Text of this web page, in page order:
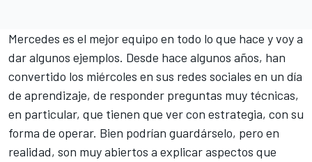
Mercedes es el mejor equipo en todo lo que hace y voy a
dar algunos ejemplos. Desde hace algunos años, han
convertido los miércoles en sus redes sociales en un día
de aprendizaje, de responder preguntas muy técnicas,
en particular, que tienen que ver con estrategia, con su
forma de operar. Bien podrían guardárselo, pero en
realidad, son muy abiertos a explicar aspectos que